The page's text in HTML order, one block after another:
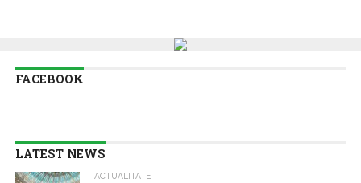
FACEBOOK
LATEST NEWS
ACTUALITATE